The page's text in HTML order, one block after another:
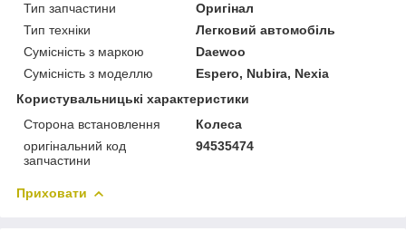
Тип запчастини
Оригінал
Тип техніки
Легковий автомобіль
Сумісність з маркою
Daewoo
Сумісність з моделлю
Espero, Nubira, Nexia
Користувальницькі характеристики
Сторона встановлення
Колеса
оригінальний код
запчастини
94535474
Приховати